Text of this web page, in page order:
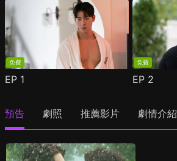
免費
EP 1
免費
EP 2
預告 劇照 推薦影片 劇情介紹